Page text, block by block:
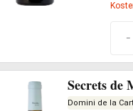
-
Secrets de
Domini de la